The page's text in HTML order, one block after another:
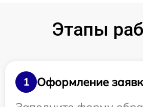
Этапы
1
Оформление